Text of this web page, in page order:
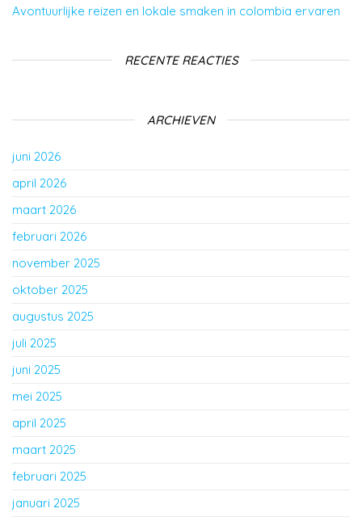
Avontuurlijke reizen en lokale smaken in colombia ervaren
RECENTE REACTIES
ARCHIEVEN
juni 2026
april 2026
maart 2026
februari 2026
november 2025
oktober 2025
augustus 2025
juli 2025
juni 2025
mei 2025
april 2025
maart 2025
februari 2025
januari 2025